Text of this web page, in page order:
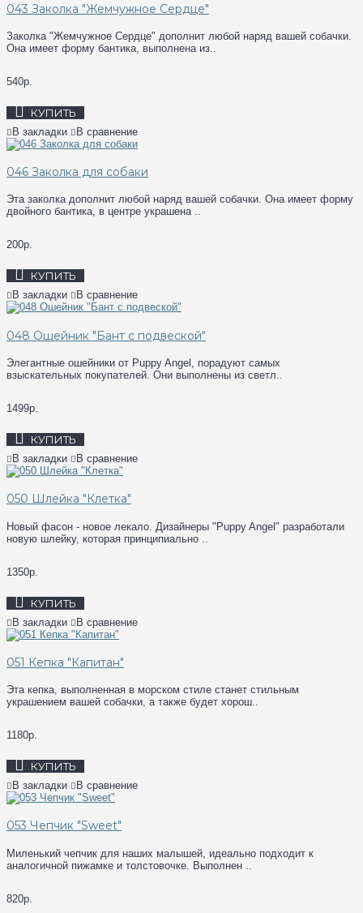
043 Заколка "Жемчужное Сердце"
Заколка "Жемчужное Сердце" дополнит любой наряд вашей собачки.
Она имеет форму бантика, выполнена из..
540р.
КУПИТЬ
В закладки В сравнение
046 Заколка для собаки
Эта заколка дополнит любой наряд вашей собачки. Она имеет форму
двойного бантика, в центре украшена ..
200р.
КУПИТЬ
В закладки В сравнение
048 Ошейник "Бант с подвеской"
Элегантные ошейники от Puppy Angel, порадуют самых
взыскательных покупателей. Они выполнены из светл..
1499р.
КУПИТЬ
В закладки В сравнение
050 Шлейка "Клетка"
Новый фасон - новое лекало. Дизайнеры "Puppy Angel" разработали
новую шлейку, которая принципиально ..
1350р.
КУПИТЬ
В закладки В сравнение
051 Кепка "Капитан"
Эта кепка, выполненная в морском стиле станет стильным
украшением вашей собачки, а также будет хорош..
1180р.
КУПИТЬ
В закладки В сравнение
053 Чепчик "Sweet"
Миленький чепчик для наших малышей, идеально подходит к
аналогичной пижамке и толстовочке. Выполнен ..
820р.